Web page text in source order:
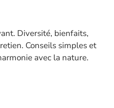
Diversité, bienfaits,
Conseils simples et
avec la nature.